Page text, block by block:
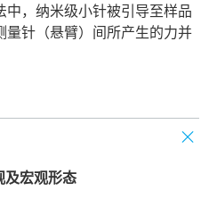
，纳米级小针被引导至样品
量针（悬臂）间所产生的力并
及宏观形态